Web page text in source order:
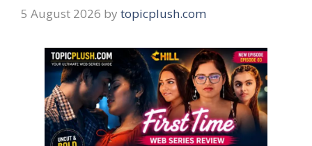
5 August 2026 by topicplush.com